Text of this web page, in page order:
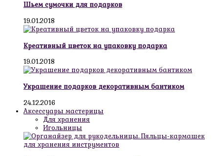
Шьем сумочки для подарков
19.01.2018
Креативный цветок на упаковку подарка
19.01.2018
Украшение подарков декоративным бантиком
24.12.2016
Аксессуары мастерицы
Для хранения
Игольницы